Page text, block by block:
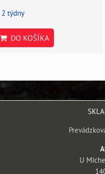
2 týdny
DO KOŠÍKA
U